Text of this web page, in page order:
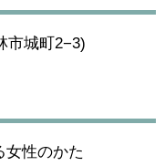
市城町2−3)
女性のかた